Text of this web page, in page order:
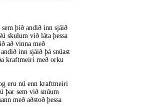
þið andið inn sjáið
skulum við láta þessa
að vinna með
inn sjáið þá snúast
kraftmeiri með orku
eru nú enn kraftmeiri
þar sem við snúum
með aðstoð þessa